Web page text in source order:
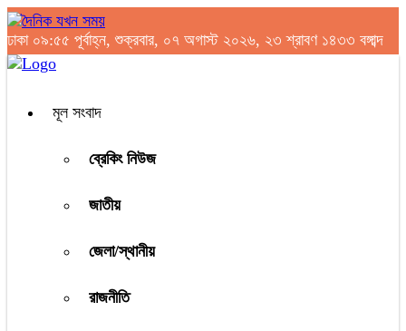
ঢাকা ০৯:৫৫ পূর্বাহ্ন, শুক্রবার, ০৭ অগাস্ট ২০২৬, ২৩ শ্রাবণ ১৪৩৩ বঙ্গাব্দ
মূল সংবাদ
ব্রেকিং নিউজ
জাতীয়
জেলা/স্থানীয়
রাজনীতি